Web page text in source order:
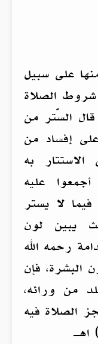
على سبيل
شروط الصلاة
السَّتر من
إفساد من
به
عليه
لا يستر
يبين لون
رحمه الله
البشرة، فإن
من ورائه،
الصلاة فيه
اهـ